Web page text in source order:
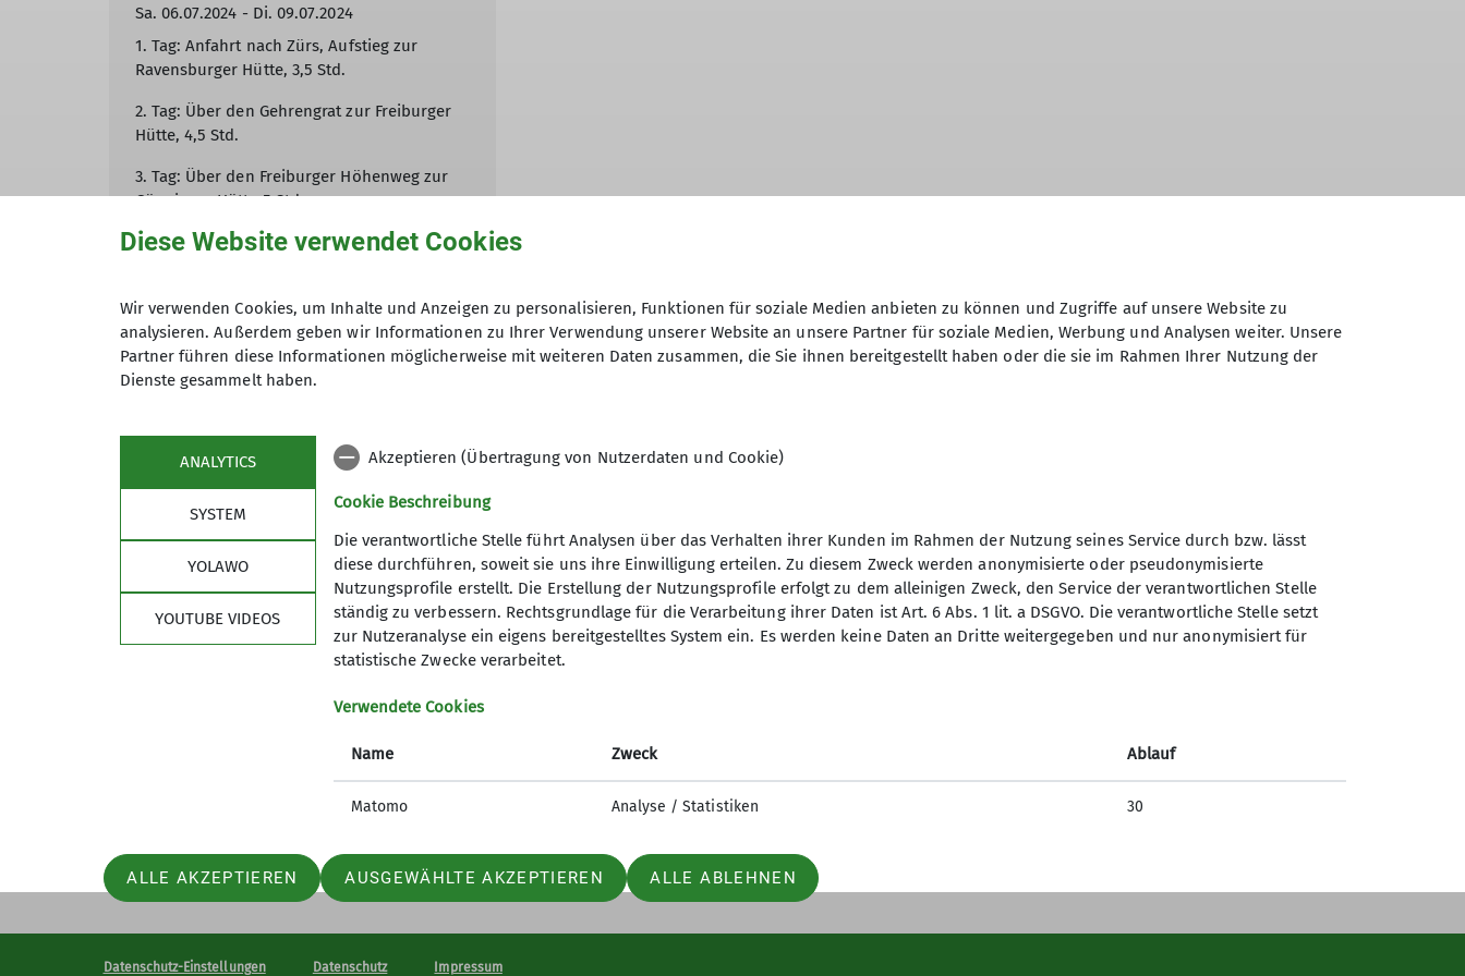
Sa. 06.07.2024 - Di. 09.07.2024
1. Tag: Anfahrt nach Zürs, Aufstieg zur
Ravensburger Hütte, 3,5 Std.
2. Tag: Über den Gehrengrat zur Freiburger
Hütte, 4,5 Std.
3. Tag: Über den Freiburger Höhenweg zur
Göppinger Hütte 5 Std.,
4. Tag: Über den Praßlerweg nach Lech, 4
Andere Themen
Familiengruppe Jugendgruppe Kurse News
Im Fokus
Anmeldung Kurse und Touren
Sektion Lahr/Schwarzwald
77955 Ettenheim
Datenschutz-Einstellungen Datenschutz Impressum
Diese Website verwendet Cookies
Wir verwenden Cookies, um Inhalte und Anzeigen zu personalisieren, Funktionen für soziale Medien anbieten zu können und Zugriffe auf unsere Website zu
analysieren. Außerdem geben wir Informationen zu Ihrer Verwendung unserer Website an unsere Partner für soziale Medien, Werbung und Analysen weiter. Unsere
Partner führen diese Informationen möglicherweise mit weiteren Daten zusammen, die Sie ihnen bereitgestellt haben oder die sie im Rahmen Ihrer Nutzung der
Dienste gesammelt haben.
ANALYTICS
SYSTEM
YOLAWO
YOUTUBE VIDEOS
Akzeptieren (Übertragung von Nutzerdaten und Cookie)
Cookie Beschreibung
Die verantwortliche Stelle führt Analysen über das Verhalten ihrer Kunden im Rahmen der Nutzung seines Service durch bzw. lässt
diese durchführen, soweit sie uns ihre Einwilligung erteilen. Zu diesem Zweck werden anonymisierte oder pseudonymisierte
Nutzungsprofile erstellt. Die Erstellung der Nutzungsprofile erfolgt zu dem alleinigen Zweck, den Service der verantwortlichen Stelle
ständig zu verbessern. Rechtsgrundlage für die Verarbeitung ihrer Daten ist Art. 6 Abs. 1 lit. a DSGVO. Die verantwortliche Stelle setzt
zur Nutzeranalyse ein eigens bereitgestelltes System ein. Es werden keine Daten an Dritte weitergegeben und nur anonymisiert für
statistische Zwecke verarbeitet.
Verwendete Cookies
Name Zweck Ablauf
Matomo Analyse / Statistiken 30
ALLE AKZEPTIEREN AUSGEWÄHLTE AKZEPTIEREN ALLE ABLEHNEN